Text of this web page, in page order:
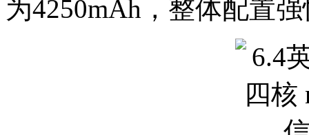
为4250mAh，整体配置